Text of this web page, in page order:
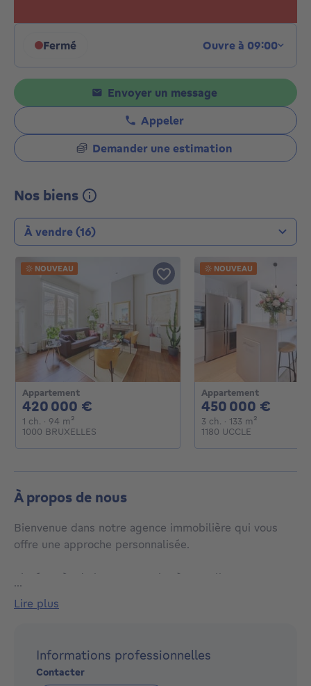
Fermé Ouvre à 09:00
Cliquez pour afficher les horaires
Envoyer un message
Appeler
Demander une estimation
Nos biens
Type de transaction
Appartement
420 000 €
1 ch. 1 chambre
· 94 m²
1000 BRUXELLES
NOUVEAU
Appartement
450 000 €
3 ch. 3 chambres
· 133 m²
1180 UCCLE
NOUVEAU
À propos de nous
Bienvenue dans notre agence immobilière qui vous
offre une approche personnalisée.
Située près de l'avenue Louise à Bruxelles, nous
vente et la location de logements et d'immeubles de
En tant qu'agence immobilière reconnue, notre équipe
dynamique et multilingue se fera un plaisir de vous
...
lire plus
Informations professionnelles
Contacter